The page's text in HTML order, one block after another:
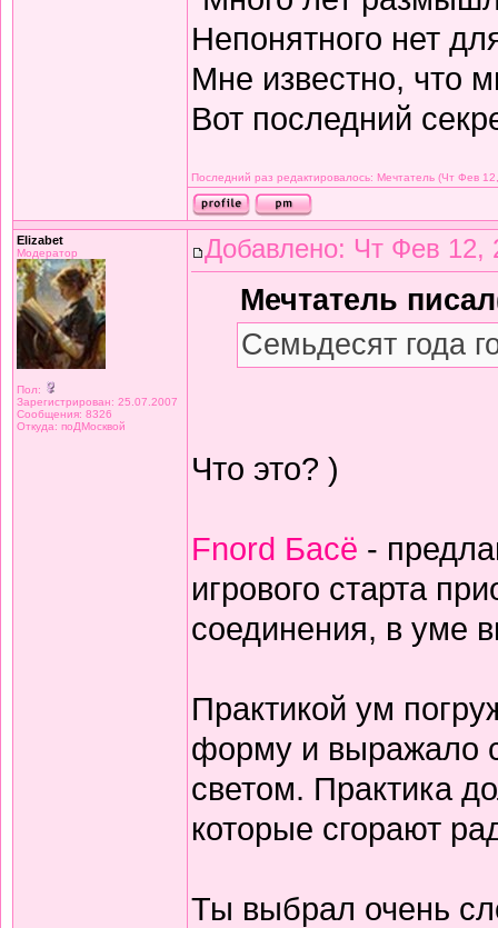
Непонятного нет
Мне известно, что
Вот последний
Последний раз редактировалось: Мечтатель (Чт Фев
Elizabet
Модератор
Пол:
Зарегистрирован: 25.07.2007
Сообщения: 8326
Откуда: поДМосквой
Добавлено: Чт Фев 12,
Мечтатель
Семьдесят года
Что это? )
Fnord Басё -
игрового старта
соединения, в уме
Практикой ум
форму и выражало
светом. Практика
которые сгорают
Ты выбрал очень